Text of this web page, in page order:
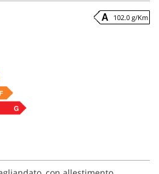
102.0 g/Km